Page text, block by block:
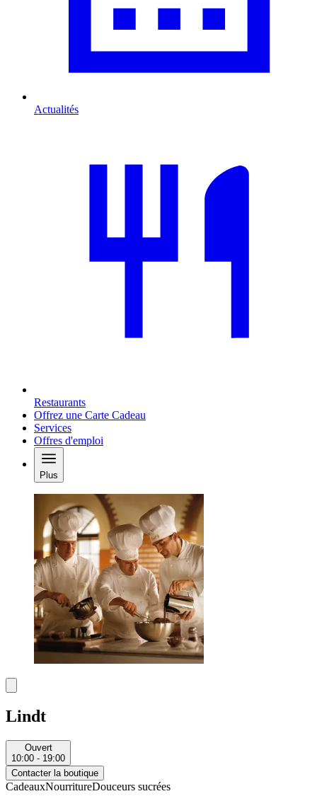
Actualités
Restaurants
Offrez une Carte Cadeau
Services
Offres d'emploi
Plus
Lindt
Ouvert
10:00 - 19:00
Contacter la boutique
CadeauxNourritureDouceurs sucrées